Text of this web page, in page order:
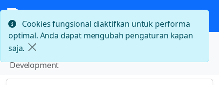
Beranda
Loker PT CFLD Tangerang New Industry City
Development
Cookies fungsional diaktifkan untuk performa
optimal. Anda dapat mengubah pengaturan kapan
saja.